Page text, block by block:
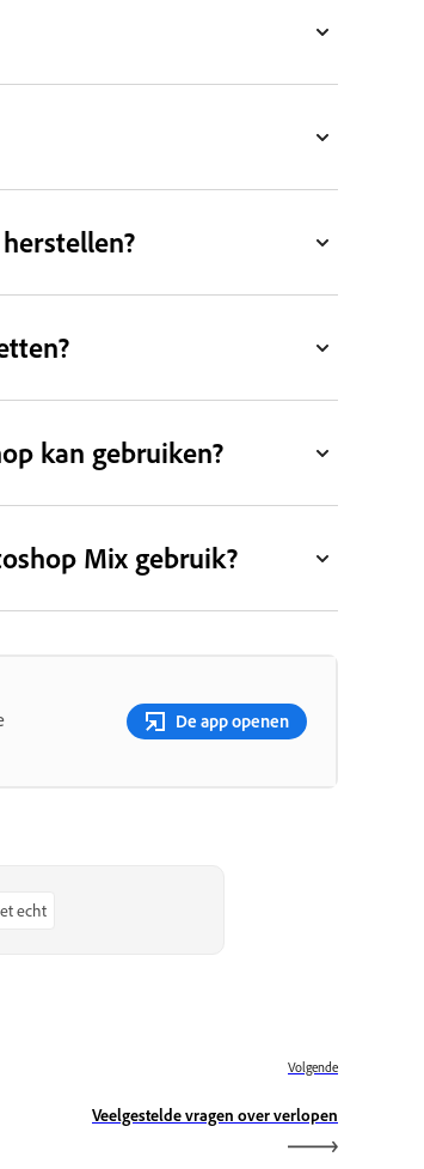
kan gebruiken?
Mix gebruik?
De app openen
echt
Volgende
Veelgestelde vragen over verlopen